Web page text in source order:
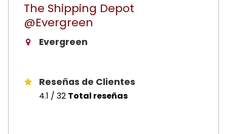
The Shipping Depot
@Evergreen
Evergreen
Reseñas de Clientes
4.1 / 32 Total reseñas